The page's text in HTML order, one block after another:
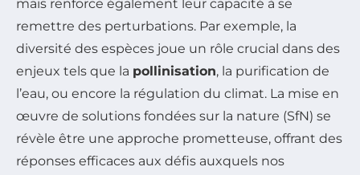
mais renforce également leur capacité à se
remettre des perturbations. Par exemple, la
diversité des espèces joue un rôle crucial dans des
enjeux tels que la pollinisation, la purification de
l’eau, ou encore la régulation du climat. La mise en
œuvre de solutions fondées sur la nature (SfN) se
révèle être une approche prometteuse, offrant des
réponses efficaces aux défis auxquels nos